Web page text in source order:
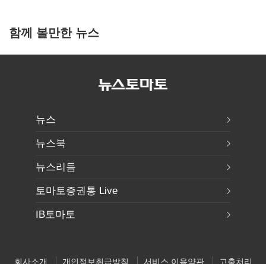
함께 볼만한 뉴스
뉴스
뉴스북
뉴스리듬
토마토증권통 Live
IB토마토
회사소개 개인정보취급방침 서비스 이용약관 고충처리